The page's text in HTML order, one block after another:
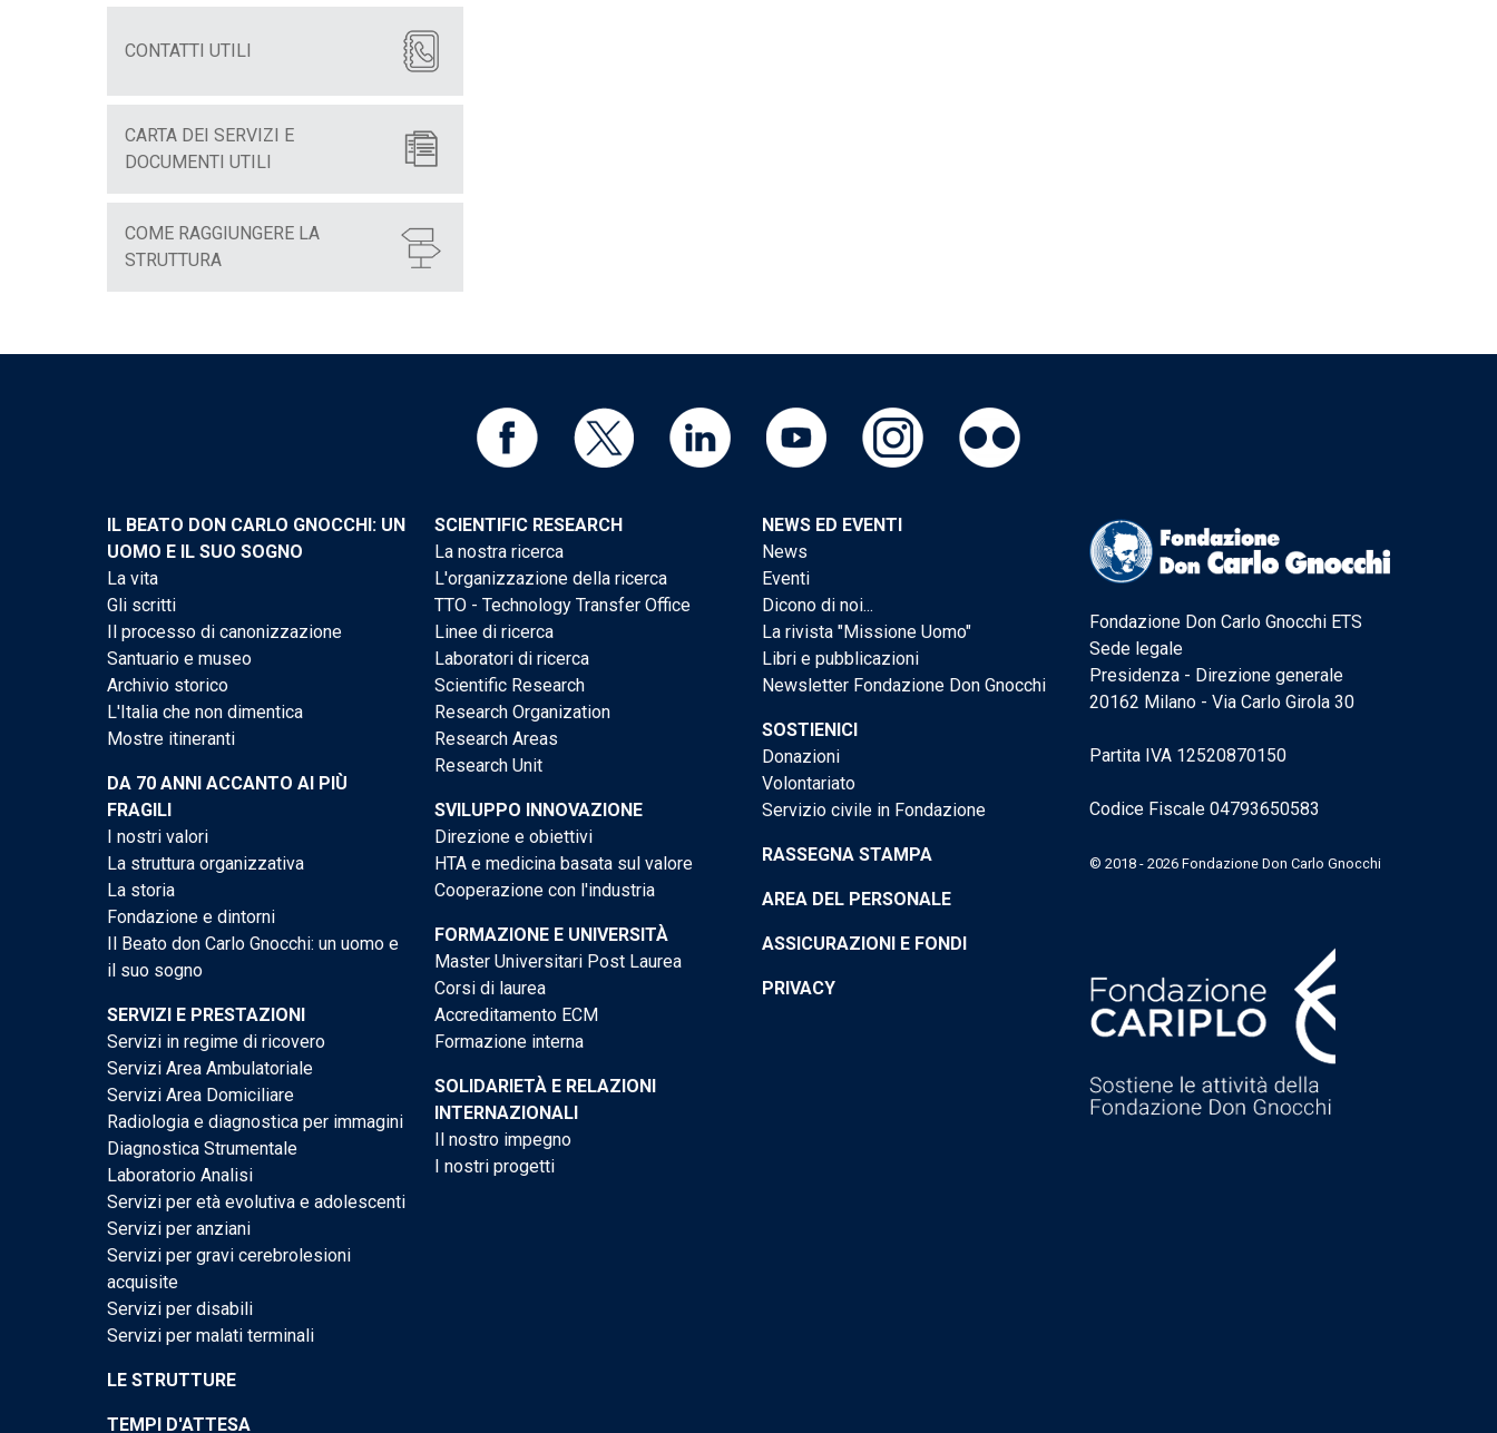
CONTATTI UTILI
CARTA DEI SERVIZI E
DOCUMENTI UTILI
COME RAGGIUNGERE LA
STRUTTURA
IL BEATO DON CARLO GNOCCHI: UN
UOMO E IL SUO SOGNO
La vita
Gli scritti
Il processo di canonizzazione
Santuario e museo
Archivio storico
L'Italia che non dimentica
Mostre itineranti
DA 70 ANNI ACCANTO AI PIÙ
FRAGILI
I nostri valori
La struttura organizzativa
La storia
Fondazione e dintorni
Il Beato don Carlo Gnocchi: un uomo e
il suo sogno
SERVIZI E PRESTAZIONI
Servizi in regime di ricovero
Servizi Area Ambulatoriale
Servizi Area Domiciliare
Radiologia e diagnostica per immagini
Diagnostica Strumentale
Laboratorio Analisi
Servizi per età evolutiva e adolescenti
Servizi per anziani
Servizi per gravi cerebrolesioni
acquisite
Servizi per disabili
Servizi per malati terminali
LE STRUTTURE
TEMPI D'ATTESA
SCIENTIFIC RESEARCH
La nostra ricerca
L'organizzazione della ricerca
TTO - Technology Transfer Office
Linee di ricerca
Laboratori di ricerca
Scientific Research
Research Organization
Research Areas
Research Unit
SVILUPPO INNOVAZIONE
Direzione e obiettivi
HTA e medicina basata sul valore
Cooperazione con l'industria
FORMAZIONE E UNIVERSITÀ
Master Universitari Post Laurea
Corsi di laurea
Accreditamento ECM
Formazione interna
SOLIDARIETÀ E RELAZIONI
INTERNAZIONALI
Il nostro impegno
I nostri progetti
NEWS ED EVENTI
News
Eventi
Dicono di noi...
La rivista "Missione Uomo"
Libri e pubblicazioni
Newsletter Fondazione Don Gnocchi
SOSTIENICI
Donazioni
Volontariato
Servizio civile in Fondazione
RASSEGNA STAMPA
AREA DEL PERSONALE
ASSICURAZIONI E FONDI
PRIVACY
Fondazione Don Carlo Gnocchi ETS
Sede legale
Presidenza - Direzione generale
20162 Milano - Via Carlo Girola 30
Partita IVA 12520870150
Codice Fiscale 04793650583
© 2018 - 2026 Fondazione Don Carlo Gnocchi